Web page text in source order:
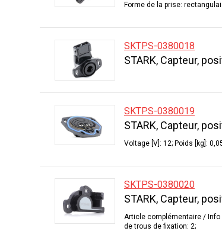
Forme de la prise:
SKTPS-0380018
STARK, Capteur,
SKTPS-0380019
STARK, Capteur,
Voltage [V]: 12; Poids [kg]:
SKTPS-0380020
STARK, Capteur,
Article complémentaire / Info
de trous de fixation: 2;